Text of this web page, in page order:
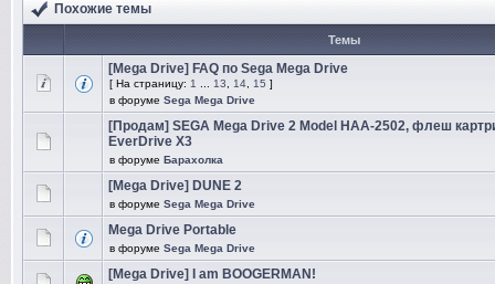
Похожие темы
Темы
[Mega Drive] FAQ по Sega Mega Drive
[ На страницу: 1 13 14 15 ]
в форуме Sega Mega Drive
[Продам] SEGA Mega Drive 2 Model HAA-2502, флеш
EverDrive X3
в форуме Барахолка
[Mega Drive] DUNE 2
в форуме Sega Mega Drive
Mega Drive Portable
в форуме Sega Mega Drive
[Mega Drive] I am BOOGERMAN!